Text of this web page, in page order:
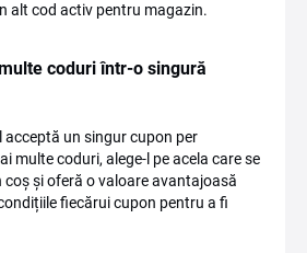
alt cod activ pentru magazin.
coduri într-o singură
acceptă un singur cupon per
multe coduri, alege-l pe acela care se
și oferă o valoare avantajoasă
fiecărui cupon pentru a fi